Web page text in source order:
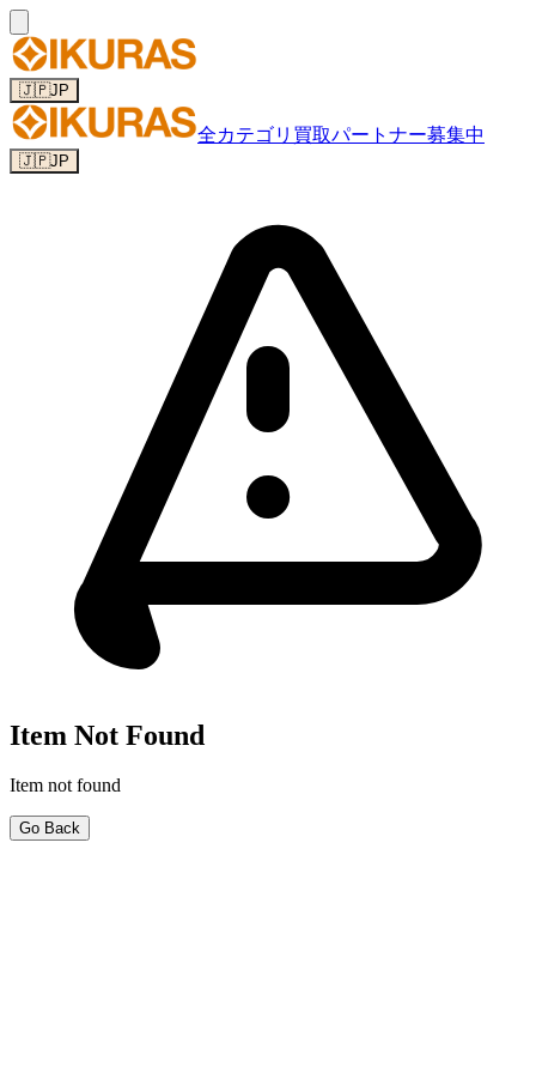
🇯🇵JP
全カテゴリ 買取パートナー募集中
🇯🇵JP
Item Not Found
Item not found
Go Back